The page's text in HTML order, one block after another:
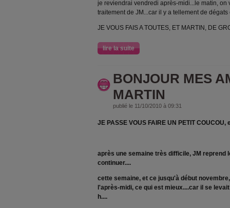
je reviendrai vendredi après-midi...le matin, on
traitement de JM...car il y a tellement de dégats
JE VOUS FAIS A TOUTES, ET MARTIN, DE
lire la suite
BONJOUR MES
MARTIN
publié le 11/10/2010 à 09:31
JE PASSE VOUS FAIRE UN PETIT
après une semaine très difficile, JM reprend
continuer....
cette semaine, et ce jusqu'à début
l'après-midi, ce qui est mieux....car il se
h....